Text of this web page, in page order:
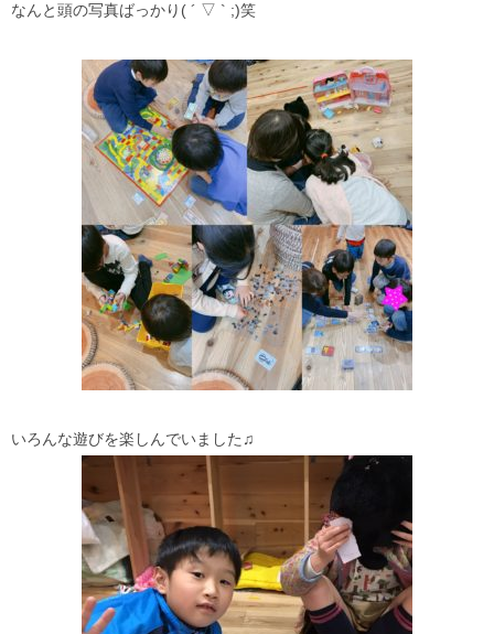
なんと頭の写真ばっかり( ´ ▽ ` ;)笑
いろんな遊びを楽しんでいました♫